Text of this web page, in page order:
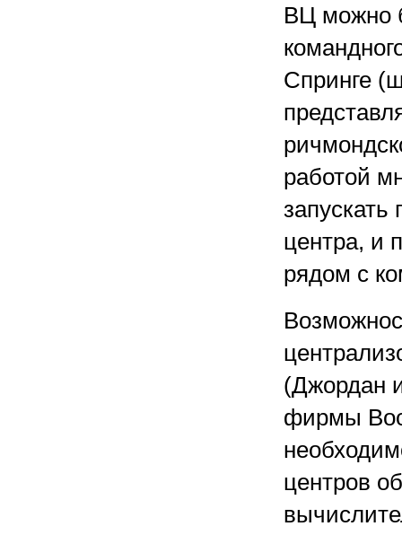
ВЦ можно
Спринге
работой
центра, и
рядом с
(Джордан
фирмы
центров